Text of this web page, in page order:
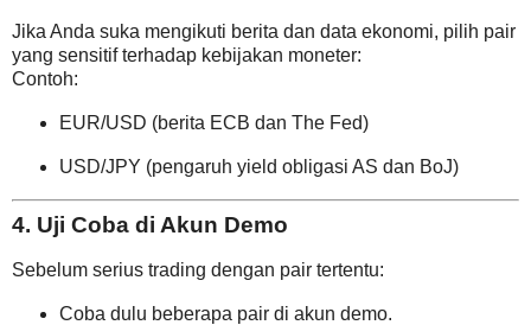
Jika Anda suka mengikuti berita dan data ekonomi, pilih pair
yang sensitif terhadap kebijakan moneter:
Contoh:
EUR/USD (berita ECB dan The Fed)
USD/JPY (pengaruh yield obligasi AS dan BoJ)
4. Uji Coba di Akun Demo
Sebelum serius trading dengan pair tertentu:
Coba dulu beberapa pair di akun demo.